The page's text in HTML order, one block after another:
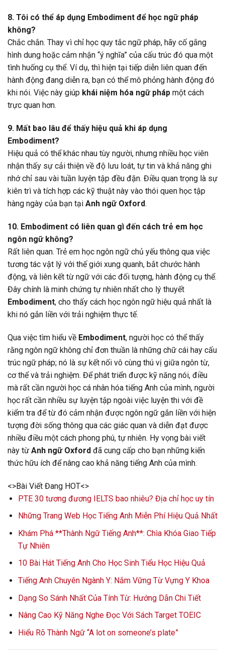
8. Tôi có thể áp dụng Embodiment để học ngữ pháp
không?
Chắc chắn. Thay vì chỉ học quy tắc ngữ pháp, hãy cố gắng
hình dung hoặc cảm nhận “ý nghĩa” của cấu trúc đó qua một
tình huống cụ thể. Ví dụ, thì hiện tại tiếp diễn liên quan đến
hành động đang diễn ra, bạn có thể mô phỏng hành động đó
khi nói. Việc này giúp khái niệm hóa ngữ pháp một cách
trực quan hơn.
9. Mất bao lâu để thấy hiệu quả khi áp dụng
Embodiment?
Hiệu quả có thể khác nhau tùy người, nhưng nhiều học viên
nhận thấy sự cải thiện về độ lưu loát, tự tin và khả năng ghi
nhớ chỉ sau vài tuần luyện tập đều đặn. Điều quan trọng là sự
kiên trì và tích hợp các kỹ thuật này vào thói quen học tập
hàng ngày của bạn tại Anh ngữ Oxford.
10. Embodiment có liên quan gì đến cách trẻ em học
ngôn ngữ không?
Rất liên quan. Trẻ em học ngôn ngữ chủ yếu thông qua việc
tương tác vật lý với thế giới xung quanh, bắt chước hành
động, và liên kết từ ngữ với các đối tượng, hành động cụ thể.
Đây chính là minh chứng tự nhiên nhất cho lý thuyết
Embodiment, cho thấy cách học ngôn ngữ hiệu quả nhất là
khi nó gắn liền với trải nghiệm thực tế.
Qua việc tìm hiểu về Embodiment, người học có thể thấy
rằng ngôn ngữ không chỉ đơn thuần là những chữ cái hay cấu
trúc ngữ pháp; nó là sự kết nối vô cùng thú vị giữa ngôn từ,
cơ thể và trải nghiệm. Để phát triển được kỹ năng nói, điều
mà rất cần người học cá nhân hóa tiếng Anh của mình, người
học rất cần nhiều sự luyện tập ngoài việc luyện thi với đề
kiểm tra để từ đó cảm nhận được ngôn ngữ gắn liền với hiện
tượng đời sống thông qua các giác quan và diễn đạt được
nhiều điều một cách phong phú, tự nhiên. Hy vọng bài viết
này từ Anh ngữ Oxford đã cung cấp cho bạn những kiến
thức hữu ích để nâng cao khả năng tiếng Anh của mình.
<>Bài Viết Đang HOT<>
PTE 30 tương đương IELTS bao nhiêu? Địa chỉ học uy tín
Những Trang Web Học Tiếng Anh Miễn Phí Hiệu Quả Nhất
Khám Phá **Thành Ngữ Tiếng Anh**: Chìa Khóa Giao Tiếp
Tự Nhiên
10 Bài Hát Tiếng Anh Cho Học Sinh Tiểu Học Hiệu Quả
Tiếng Anh Chuyên Ngành Y: Nắm Vững Từ Vựng Y Khoa
Dạng So Sánh Nhất Của Tính Từ: Hướng Dẫn Chi Tiết
Nâng Cao Kỹ Năng Nghe Đọc Với Sách Target TOEIC
Hiểu Rõ Thành Ngữ “A lot on someone’s plate”